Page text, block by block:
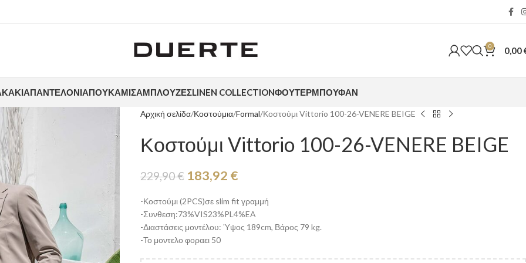
0 0,00
ΠΑΝΤΕΛΌΝΙΑΠΟΥΚΆΜΙΣΑΜΠΛΟΎΖΕΣLINEN COLLECTIONΦΟΎΤΕΡΜΠΟΥΦΆΝ
Αρχική σελίδα Κοστούμια Formal Κοστούμι Vittorio 100-26-VENERE BEIGE
Κοστούμι Vittorio 100-26-VENERE BEIGE
229,90€ 183,92 €
-Κοστούμι (2PCS)σε slim fit γραμμή
-Συνθεση:73%VIS23%PL4%EA
-Διαστάσεις μοντέλου: Ύψος 189cm, Βάρος 79 kg.
-Το μοντελο φοραει 50